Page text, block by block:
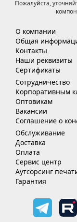
Пожалуйста,
О компании
Общая
Контакты
Наши реквизиты
Сертификаты
Сотрудничество
Корпоративным
Оптовикам
Вакансии
Соглашение о
Обслуживание
Доставка
Оплата
Сервис центр
Аутсорсинг
Гарантия